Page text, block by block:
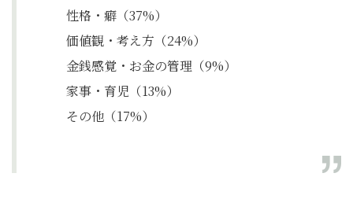
性格・癖（37%）
価値観・考え方（24%）
金銭感覚・お金の管理（9%）
家事・育児（13%）
その他（17%）